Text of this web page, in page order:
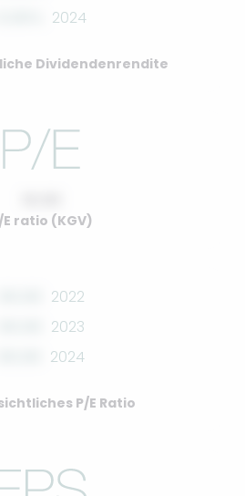
2024
Dividendenrendite
E ratio (KGV)
2022
2023
2024
P/E Ratio